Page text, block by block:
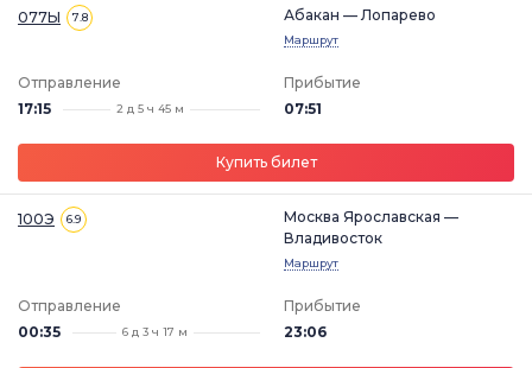
077Ы 7.8 Абакан — Лопарево
Маршрут
Отправление
17:15
2 д 5 ч 45 м
Прибытие
07:51
Купить билет
100Э 6.9
Москва Ярославская —
Владивосток
Маршрут
Отправление
00:35
6 д 3 ч 17 м
Прибытие
23:06